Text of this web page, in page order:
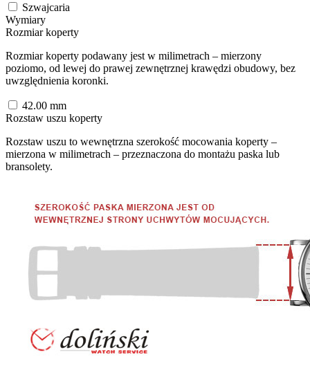
Szwajcaria
Wymiary
Rozmiar koperty
Rozmiar koperty podawany jest w milimetrach – mierzony
poziomo, od lewej do prawej zewnętrznej krawędzi obudowy, bez
uwzględnienia koronki.
42.00 mm
Rozstaw uszu koperty
Rozstaw uszu to wewnętrzna szerokość mocowania koperty –
mierzona w milimetrach – przeznaczona do montażu paska lub
bransolety.